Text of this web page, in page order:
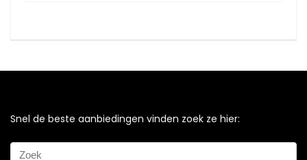
Snel de beste aanbiedingen vinden zoek ze hier: